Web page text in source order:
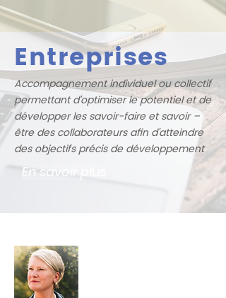
Entreprises
Accompagnement individuel ou collectif
permettant d’optimiser le potentiel et de
développer les savoir-faire et savoir –
être des collaborateurs afin d’atteindre
des objectifs précis de développement
En savoir plus